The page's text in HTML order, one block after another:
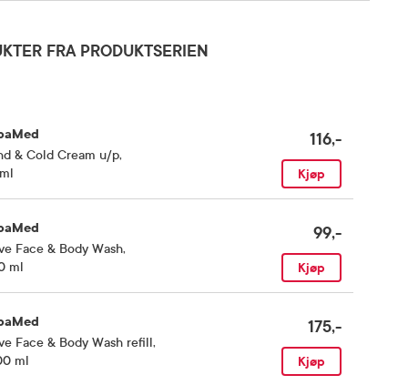
FRA PRODUKTSERIEN
& Cold Cream u/p,
116,-
Kjøp
Face & Body Wash,
ml
99,-
Kjøp
Face & Body Wash refill,
ml
175,-
Kjøp